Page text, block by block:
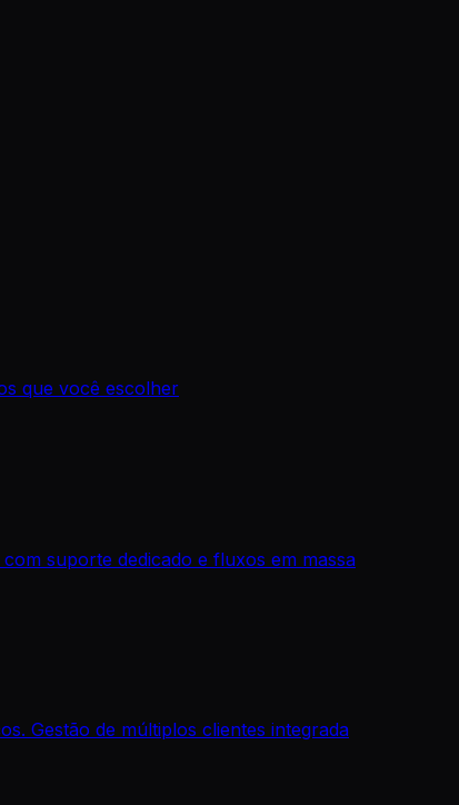
que você escolher
suporte dedicado e fluxos em massa
Gestão de múltiplos clientes integrada